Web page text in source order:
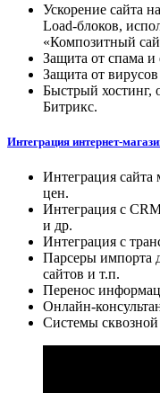
Ускорение сайта
Load-блоков,
«Композитный
Защита от спама и
Защита от
Быстрый хостинг,
Битрикс.
Интеграция интернет-
Интеграция сайта
цен.
Интеграция с
и др.
Интеграция с
Парсеры импорта
сайтов и т.п.
Перенос
Онлайн-
Системы